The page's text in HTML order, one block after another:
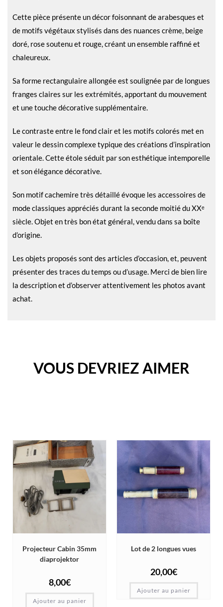
Cette pièce présente un décor foisonnant de arabesques et
de motifs végétaux stylisés dans des nuances crème, beige
doré, rose soutenu et rouge, créant un ensemble raffiné et
chaleureux.
Sa forme rectangulaire allongée est soulignée par de longues
franges claires sur les extrémités, apportant du mouvement
et une touche décorative supplémentaire.
Le contraste entre le fond clair et les motifs colorés met en
valeur le dessin complexe typique des créations d’inspiration
orientale. Cette étole séduit par son esthétique intemporelle
et son élégance décorative.
Son motif cachemire très détaillé évoque les accessoires de
mode classiques appréciés durant la seconde moitié du XXᵉ
siècle. Objet en très bon état général, vendu dans sa boîte
d’origine.
Les objets proposés sont des articles d’occasion, et, peuvent
présenter des traces du temps ou d’usage. Merci de bien lire
la description et d’observer attentivement les photos avant
achat.
VOUS DEVRIEZ AIMER
Projecteur Cabin 35mm
diaprojektor
8,00€
Ajouter au panier
Lot de 2 longues vues
20,00€
Ajouter au panier